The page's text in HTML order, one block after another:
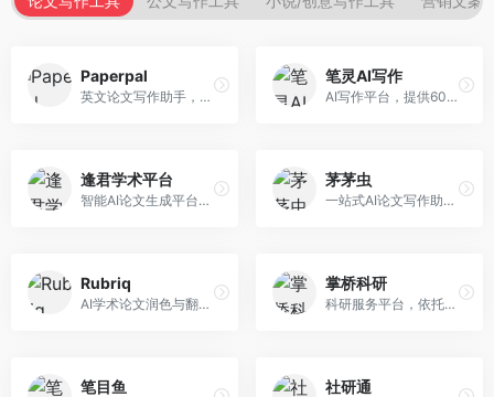
Paperpal
英文论文写作助手，专注于学术英语润色。面向需要发表国际期刊的研究者，提供语法检查、学术表达优化、格式规范等服务，英语表达地道专业。
笔灵AI写作
AI写作平台，提供600+写作模板。面向学生、职场人士和内容创作者，支持论文、公文、营销文案等多种文体，模板丰富，一键生成，写作效率大幅提升。
逢君学术平台
智能AI论文生成平台，支持查重检测。面向高校学生和研究人员，提供论文选题、内容生成、查重修改等一站式服务，学术写作流程完整。
茅茅虫
一站式AI论文写作助手，覆盖学术写作全场景。面向高校学生和科研人员，提供开题报告、文献综述、论文正文等写作服务，支持多学科多类型论文，操作简便。
Rubriq
AI学术论文润色与翻译平台。面向国际期刊投稿者，提供论文润色、翻译、格式调整等服务，支持多语言，学术表达专业规范。
掌桥科研
科研服务平台，依托3亿+真实文献数据库。面向学术研究者和学生，提供文献检索、论文写作、科研数据分析等服务，文献资源丰富，学术支持专业。
笔目鱼 社研通